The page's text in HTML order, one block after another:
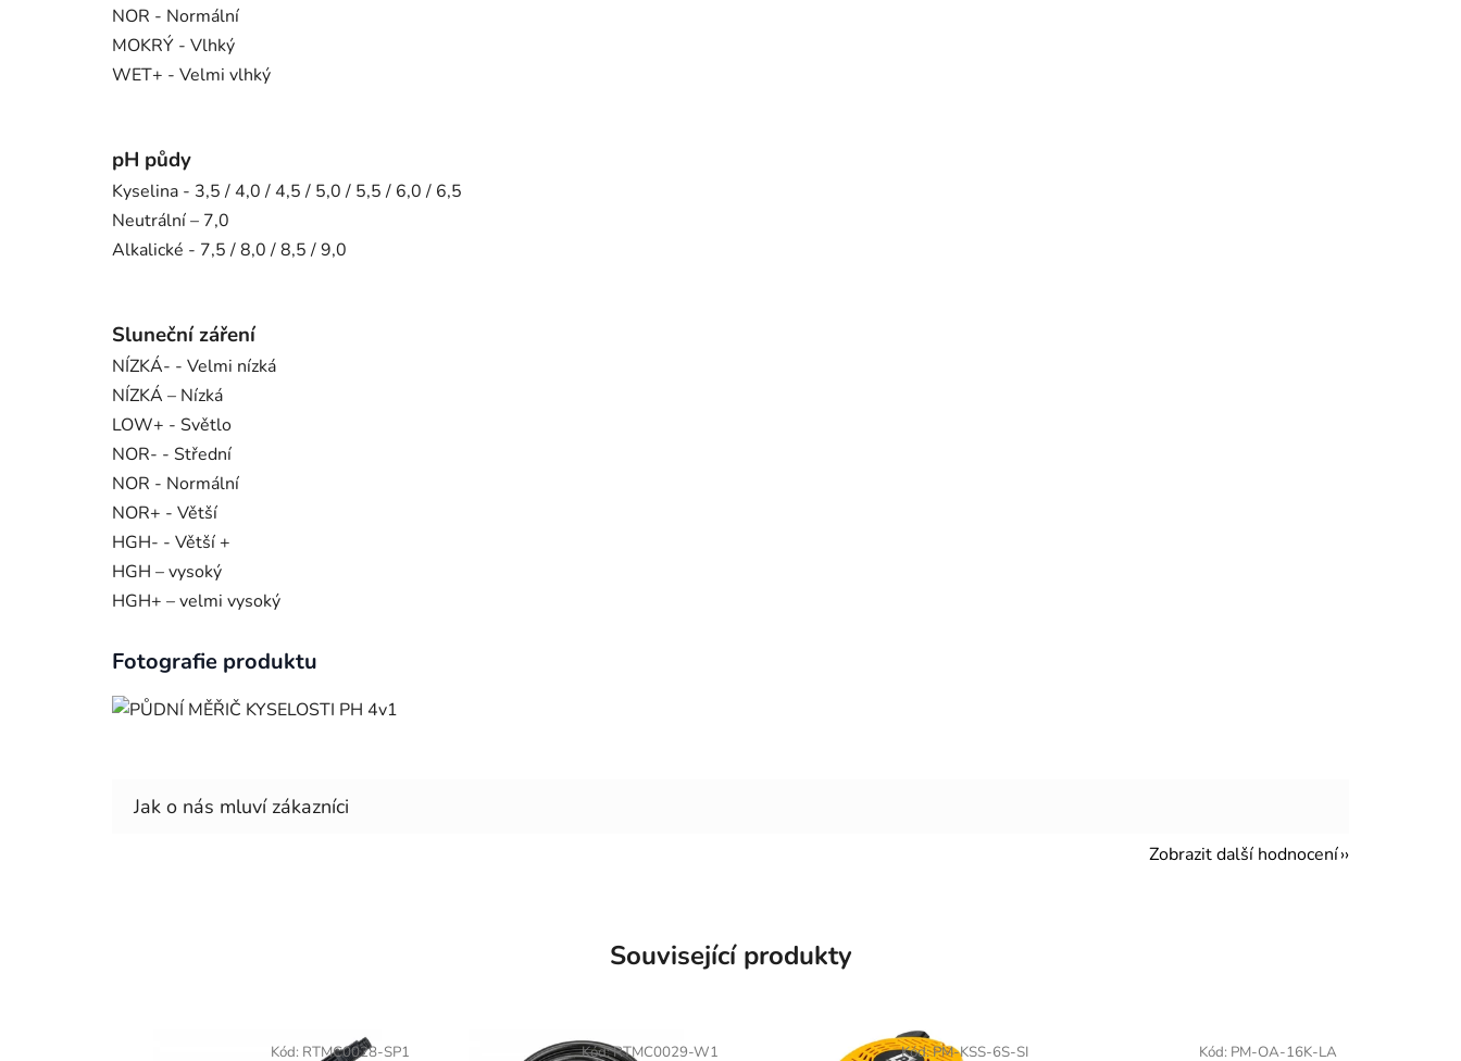
NOR - Normální
MOKRÝ - Vlhký
WET+ - Velmi vlhký
pH půdy
Kyselina - 3,5 / 4,0 / 4,5 / 5,0 / 5,5 / 6,0 / 6,5
Neutrální – 7,0
Alkalické - 7,5 / 8,0 / 8,5 / 9,0
Sluneční záření
NÍZKÁ- - Velmi nízká
NÍZKÁ – Nízká
LOW+ - Světlo
NOR- - Střední
NOR - Normální
NOR+ - Větší
HGH- - Větší +
HGH – vysoký
HGH+ – velmi vysoký
Fotografie produktu
Zobrazit další hodnocení
Související produkty
Kód: RTMC0028-SP1 Kód:RTMC0029-W1 Kód:PM-KSS-6S-SI Kód: PM-OA-16K-LA